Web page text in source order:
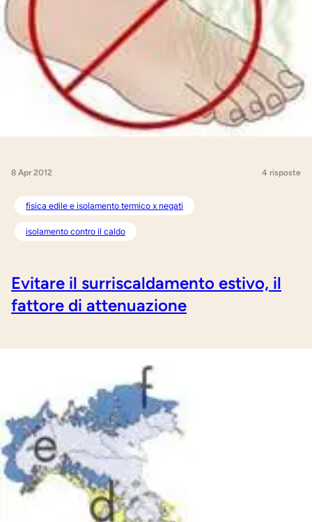
8 Apr 2012 4 risposte
fisica edile e isolamento termico x negati
isolamento contro il caldo
Evitare il surriscaldamento estivo, il
fattore di attenuazione